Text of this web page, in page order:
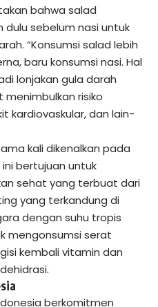
bahwa salad
dulu sebelum nasi untuk
“Konsumsi salad lebih
baru konsumsi nasi. Hal
lonjakan gula darah
risiko
kardiovaskular, dan lain-
kali dikenalkan pada
bertujuan untuk
sehat yang terbuat dari
yang terkandung di
dengan suhu tropis
mengonsumsi serat
kembali vitamin dan
berkomitmen